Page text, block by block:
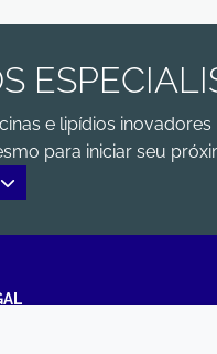
e lipídios
para iniciar seu